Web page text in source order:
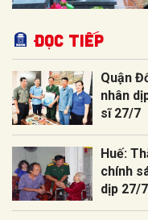
Đọc tiếp
Quận
nhân
sĩ 27/7
Huế:
chính
dịp 27/7